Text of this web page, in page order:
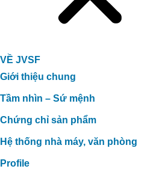
VỀ JVSF
Giới thiệu chung
Tầm nhìn – Sứ mệnh
Chứng chỉ sản phẩm
Hệ thống nhà máy, văn phòng
Profile